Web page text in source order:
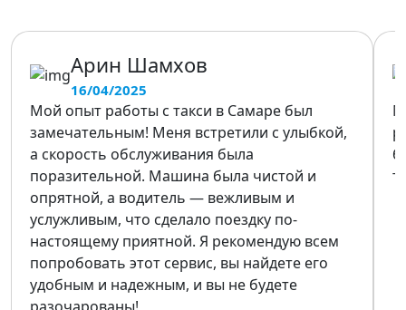
Арин Шамхов
16/04/2025
Мой опыт работы с такси в Самаре был
замечательным! Меня встретили с улыбкой,
а скорость обслуживания была
поразительной. Машина была чистой и
опрятной, а водитель — вежливым и
услужливым, что сделало поездку по-
настоящему приятной. Я рекомендую всем
попробовать этот сервис, вы найдете его
удобным и надежным, и вы не будете